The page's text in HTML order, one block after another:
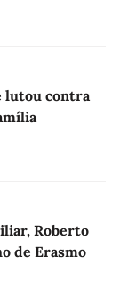
lutou contra
Roberto
de Erasmo